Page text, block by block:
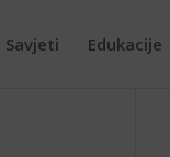
Savjeti Edukacije